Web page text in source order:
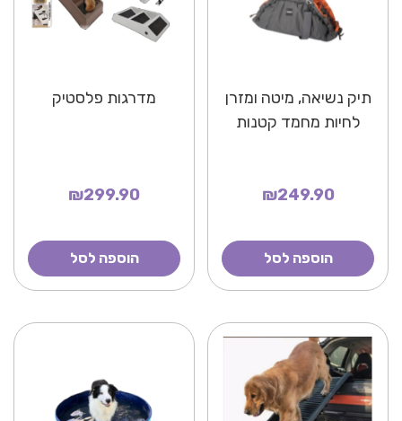
תיק נשיאה, מיטה ומזרן
לחיות מחמד קטנות
₪249.90
הוספה לסל
מדרגות פלסטיק
₪299.90
הוספה לסל